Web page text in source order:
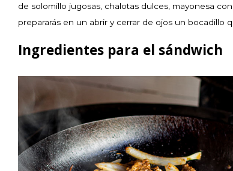
de solomillo jugosas, chalotas dulces, mayonesa
prepararás en un abrir y cerrar de ojos un bocadillo
Ingredientes para el sándwich